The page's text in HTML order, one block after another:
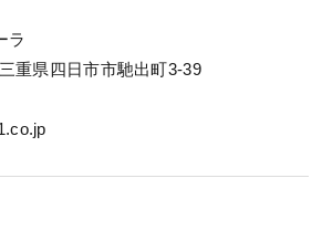
ラ
重県四日市市馳出町3-39